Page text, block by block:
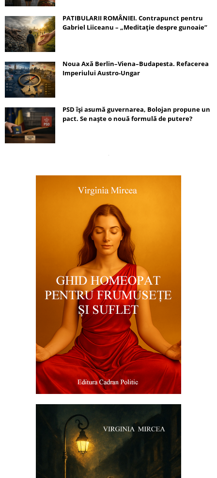
PATIBULARII ROMÂNIEI. Contrapunct pentru
Gabriel Liiceanu – „Meditație despre gunoaie”
Noua Axă Berlin–Viena–Budapesta. Refacerea
Imperiului Austro-Ungar
PSD își asumă guvernarea, Bolojan propune un
pact. Se naște o nouă formulă de putere?